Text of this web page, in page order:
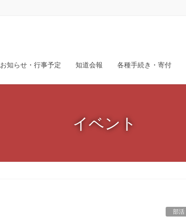
お知らせ・行事予定 知道会報 各種手続き・寄付
イベント
部活